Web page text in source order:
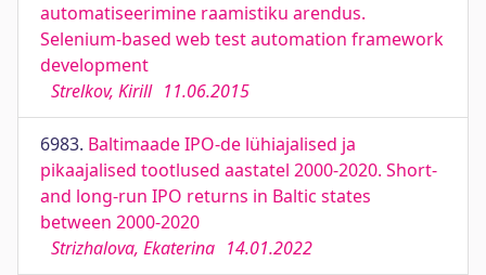
automatiseerimine raamistiku arendus.
Selenium-based web test automation framework
development
Strelkov, Kirill 11.06.2015
6983. Baltimaade IPO-de lühiajalised ja
pikaajalised tootlused aastatel 2000-2020. Short-
and long-run IPO returns in Baltic states
between 2000-2020
Strizhalova, Ekaterina 14.01.2022